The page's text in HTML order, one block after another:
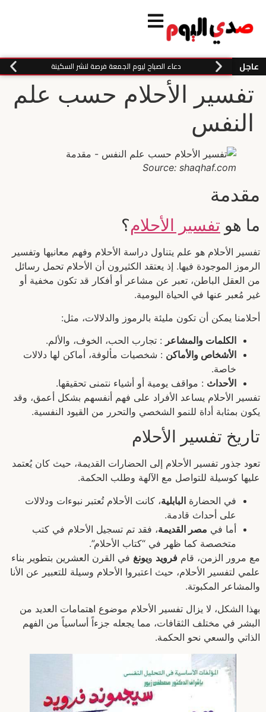
عاجل دعاء الصباح ليوم الجمعة فرصة لنشر السكينة
تفسير الأحلام حسب علم
النفس
Source: shaqhaf.com
مقدمة
ما هو تفسير الأحلام؟
تفسير الأحلام هو علم يتناول دراسة الأحلام وفهم معانيها وتفسير
الرموز الموجودة فيها. إذ يعتقد الكثيرون أن الأحلام تحمل رسائل
من العقل الباطن، تعبر عن مشاعر أو أفكار قد تكون مخفية أو
غير مُعبر عنها في الحياة اليومية.
أحلامنا يمكن أن تكون مليئة بالرموز والدلالات، مثل:
الكلمات والمشاعر : تجارب الحب، الخوف، والألم.
الأشخاص والأماكن : شخصيات مألوفة، أماكن لها دلالات
خاصة.
الأحداث : مواقف يومية أو أشياء نتمنى تحقيقها.
تفسير الأحلام يساعد الأفراد على فهم أنفسهم بشكل أعمق، وقد
يكون بمثابة أداة للنمو الشخصي والتحرر من القيود النفسية.
تاريخ تفسير الأحلام
تعود جذور تفسير الأحلام إلى الحضارات القديمة، حيث كان يُعتمد
عليها كوسيلة للتواصل مع الآلهة وطلب الحكمة.
في الحضارة البابلية، كانت الأحلام تُعتبر نبوءات ودلالات
على أحداث قادمة.
أما في مصر القديمة، فقد تم تسجيل الأحلام في كتب
متخصصة كما ظهر في “كتاب الأحلام”.
مع مرور الزمن، قام فرويد ويونغ في القرن العشرين بتطوير بناء
علمي لتفسير الأحلام، حيث اعتبروا الأحلام وسيلة للتعبير عن الأنا
والمشاعر المكبوتة.
بهذا الشكل، لا يزال تفسير الأحلام موضوع اهتمامات العديد من
البشر في مختلف الثقافات، مما يجعله جزءاً أساسياً من الفهم
الذاتي والسعي نحو الحكمة.